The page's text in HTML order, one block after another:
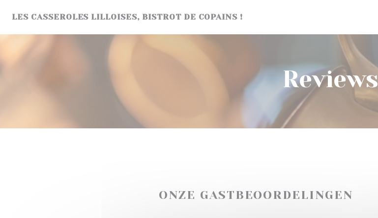
LES CASSEROLES LILLOISES, BISTROT DE COPAINS !
Reviews
ONZE GASTBEOORDELINGEN